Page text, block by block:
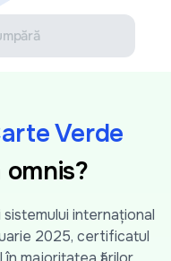
Verde
omnis?
internațional
2025, certificatul